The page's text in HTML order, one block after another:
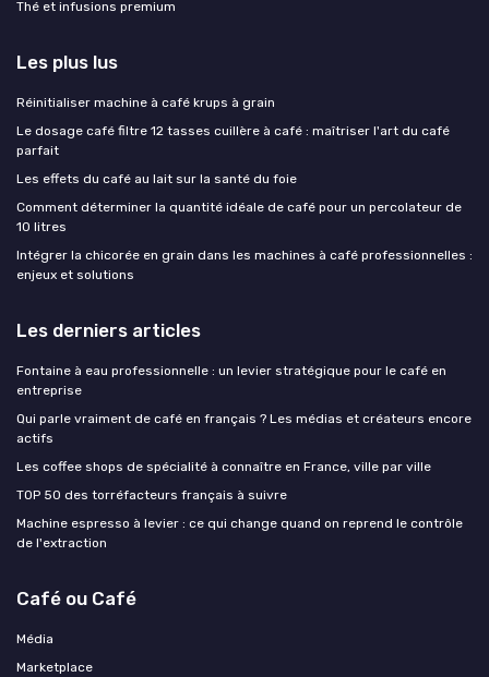
Thé et infusions premium
Les plus lus
Réinitialiser machine à café krups à grain
Le dosage café filtre 12 tasses cuillère à café : maîtriser l'art du café
parfait
Les effets du café au lait sur la santé du foie
Comment déterminer la quantité idéale de café pour un percolateur de
10 litres
Intégrer la chicorée en grain dans les machines à café professionnelles :
enjeux et solutions
Les derniers articles
Fontaine à eau professionnelle : un levier stratégique pour le café en
entreprise
Qui parle vraiment de café en français ? Les médias et créateurs encore
actifs
Les coffee shops de spécialité à connaître en France, ville par ville
TOP 50 des torréfacteurs français à suivre
Machine espresso à levier : ce qui change quand on reprend le contrôle
de l'extraction
Café ou Café
Média
Marketplace